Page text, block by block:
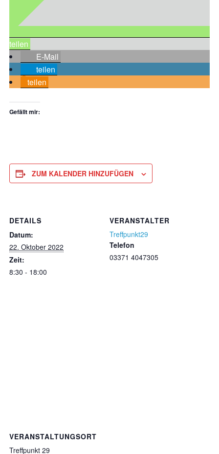
teilen
E-Mail
teilen
teilen
Gefällt mir:
ZUM KALENDER HINZUFÜGEN
DETAILS
Datum:
22. Oktober 2022
Zeit:
8:30 - 18:00
VERANSTALTER
Treffpunkt29
Telefon
03371 4047305
VERANSTALTUNGSORT
Treffpunkt 29